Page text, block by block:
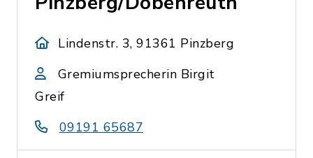
Lindenstr. 3, 91361 Pinzberg
Gremiumsprecherin Birgit
Greif
09191 65687